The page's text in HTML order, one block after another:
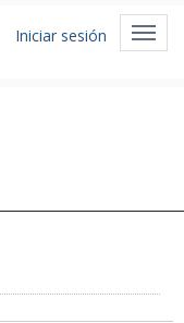
Menú
Iniciar sesión